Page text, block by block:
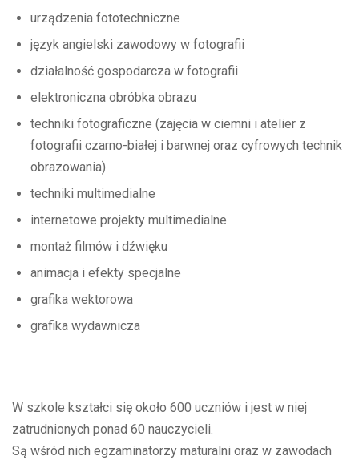
urządzenia fototechniczne
język angielski zawodowy w fotografii
działalność gospodarcza w fotografii
elektroniczna obróbka obrazu
techniki fotograficzne (zajęcia w ciemni i atelier z
fotografii czarno-białej i barwnej oraz cyfrowych technik
obrazowania)
techniki multimedialne
internetowe projekty multimedialne
montaż filmów i dźwięku
animacja i efekty specjalne
grafika wektorowa
grafika wydawnicza
W szkole kształci się około 600 uczniów i jest w niej
zatrudnionych ponad 60 nauczycieli.
Są wśród nich egzaminatorzy maturalni oraz w zawodach